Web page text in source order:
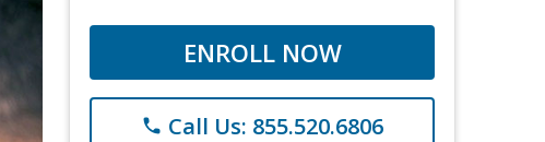
ENROLL NOW
phone Call Us: 855.520.6806